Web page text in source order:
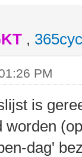
,
PM
is
worden
dag'